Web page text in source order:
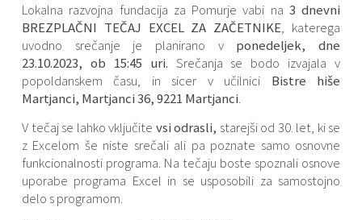
Lokalna razvojna fundacija za Pomurje vabi na 3 dnevni
BREZPLAČNI TEČAJ EXCEL ZA ZAČETNIKE, katerega
uvodno srečanje je planirano v ponedeljek, dne
23.10.2023, ob 15:45 uri. Srečanja se bodo izvajala v
popoldanskem času, in sicer v učilnici Bistre hiše
Martjanci, Martjanci 36, 9221 Martjanci.
V tečaj se lahko vključite vsi odrasli, starejši od 30. let, ki se
z Excelom še niste srečali ali pa poznate samo osnovne
funkcionalnosti programa. Na tečaju boste spoznali osnove
uporabe programa Excel in se usposobili za samostojno
delo s programom.
Projekti občine